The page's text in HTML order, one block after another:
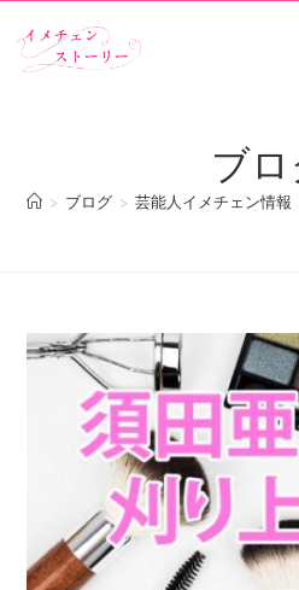
ブ
> ブログ > 芸能人イメチェン情報